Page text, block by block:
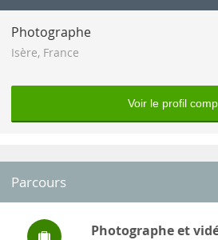
Photographe
Isère, France
Voir le profil
Parcours
Photographe et